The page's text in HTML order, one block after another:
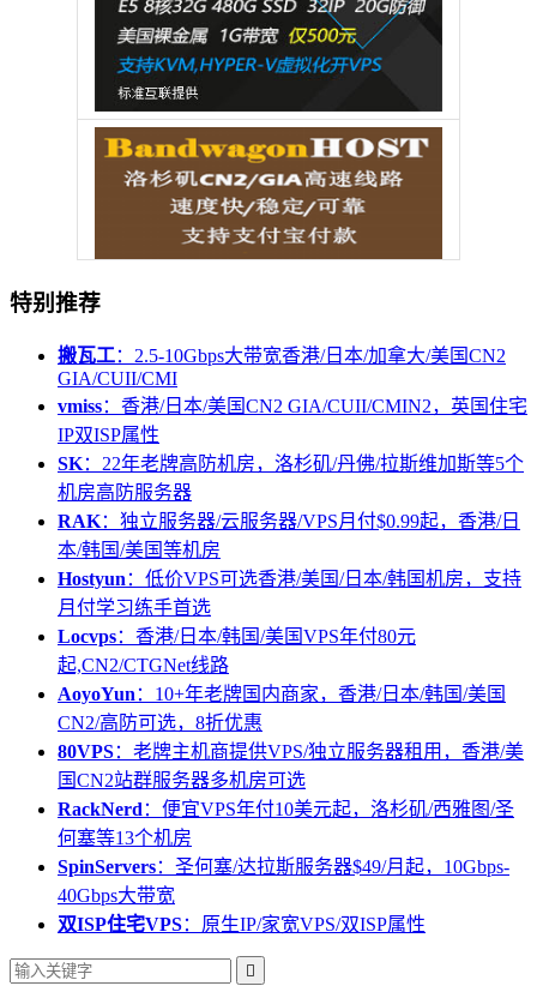
特别推荐
搬瓦工：2.5-10Gbps大带宽香港/日本/加拿大/美国CN2
GIA/CUII/CMI
vmiss：香港/日本/美国CN2 GIA/CUII/CMIN2，英国住宅
IP双ISP属性
SK：22年老牌高防机房，洛杉矶/丹佛/拉斯维加斯等5个
机房高防服务器
RAK：独立服务器/云服务器/VPS月付$0.99起，香港/日
本/韩国/美国等机房
Hostyun ：低价VPS可选香港/美国/日本/韩国机房，支持
月付学习练手首选
Locvps：香港/日本/韩国/美国VPS年付80元
起,CN2/CTGNet线路
AoyoYun ：10+年老牌国内商家，香港/日本/韩国/美国
CN2/高防可选，8折优惠
80VPS：老牌主机商提供VPS/独立服务器租用，香港/美
国CN2站群服务器多机房可选
RackNerd ：便宜VPS年付10美元起，洛杉矶/西雅图/圣
何塞等13个机房
SpinServers：圣何塞/达拉斯服务器$49/月起，10Gbps-
40Gbps大带宽
双ISP住宅VPS：原生IP/家宽VPS/双ISP属性
